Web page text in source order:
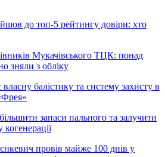
до топ-5 рейтингу довіри: хто
Мукачівського ТЦК: понад
зняли з обліку
власну балістику та систему захисту в
запаси пального та залучити
провів майже 100 днів у